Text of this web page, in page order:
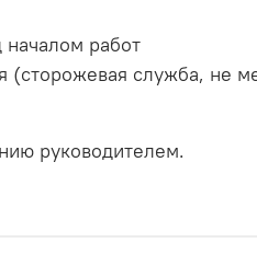
работ
(сторожевая служба, не
руководителем.